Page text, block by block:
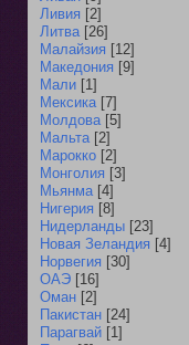
Ливия [2]
Литва [26]
Малайзия [12]
Македония [9]
Мали [1]
Мексика [7]
Молдова [5]
Мальта [2]
Марокко [2]
Монголия [3]
Мьянма [4]
Нигерия [8]
Нидерланды [23]
Новая Зеландия [4]
Норвегия [30]
ОАЭ [16]
Оман [2]
Пакистан [24]
Парагвай [1]